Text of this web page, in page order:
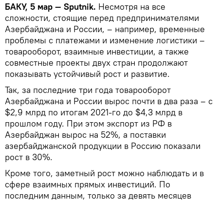
БАКУ, 5 мар — Sputnik. Несмотря на все
сложности, стоящие перед предпринимателями
Азербайджана и России, – например, временные
проблемы с платежами и изменение логистики –
товарооборот, взаимные инвестиции, а также
совместные проекты двух стран продолжают
показывать устойчивый рост и развитие.
Так, за последние три года товарооборот
Азербайджана и России вырос почти в два раза – с
$2,9 млрд по итогам 2021-го до $4,3 млрд в
прошлом году. При этом экспорт из РФ в
Азербайджан вырос на 52%, а поставки
азербайджанской продукции в Россию показали
рост в 30%.
Кроме того, заметный рост можно наблюдать и в
сфере взаимных прямых инвестиций. По
последним данным, только за девять месяцев